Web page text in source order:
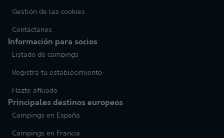
Gestión de las cookies
Contáctanos
Información para socios
Listado de campings
Registra tu establecimiento
Hazte afiliado
Principales destinos europeos
Campings en España
Campings en Francia